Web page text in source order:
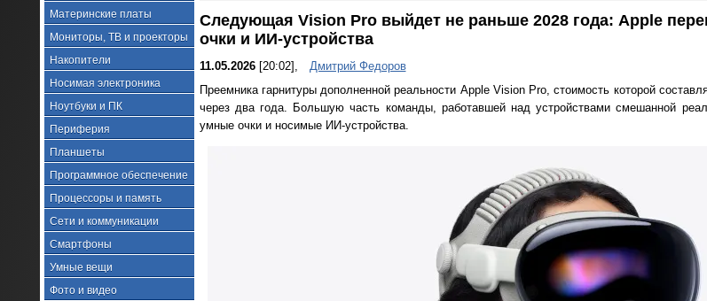
Материнские платы
Мониторы, ТВ и проекторы
Накопители
Носимая электроника
Ноутбуки и ПК
Периферия
Планшеты
Программное обеспечение
Процессоры и память
Сети и коммуникации
Смартфоны
Умные вещи
Фото и видео
Следующая Vision Pro выйдет не раньше 2028 года: Apple
очки и ИИ-устройства
11.05.2026[20:02],
Дмитрий Федоров
Преемника гарнитуры дополненной реальности Apple Vision Pro, стоимость которой
через два года. Большую часть команды, работавшей над устройствами смешанной
умные очки и носимые ИИ-устройства.